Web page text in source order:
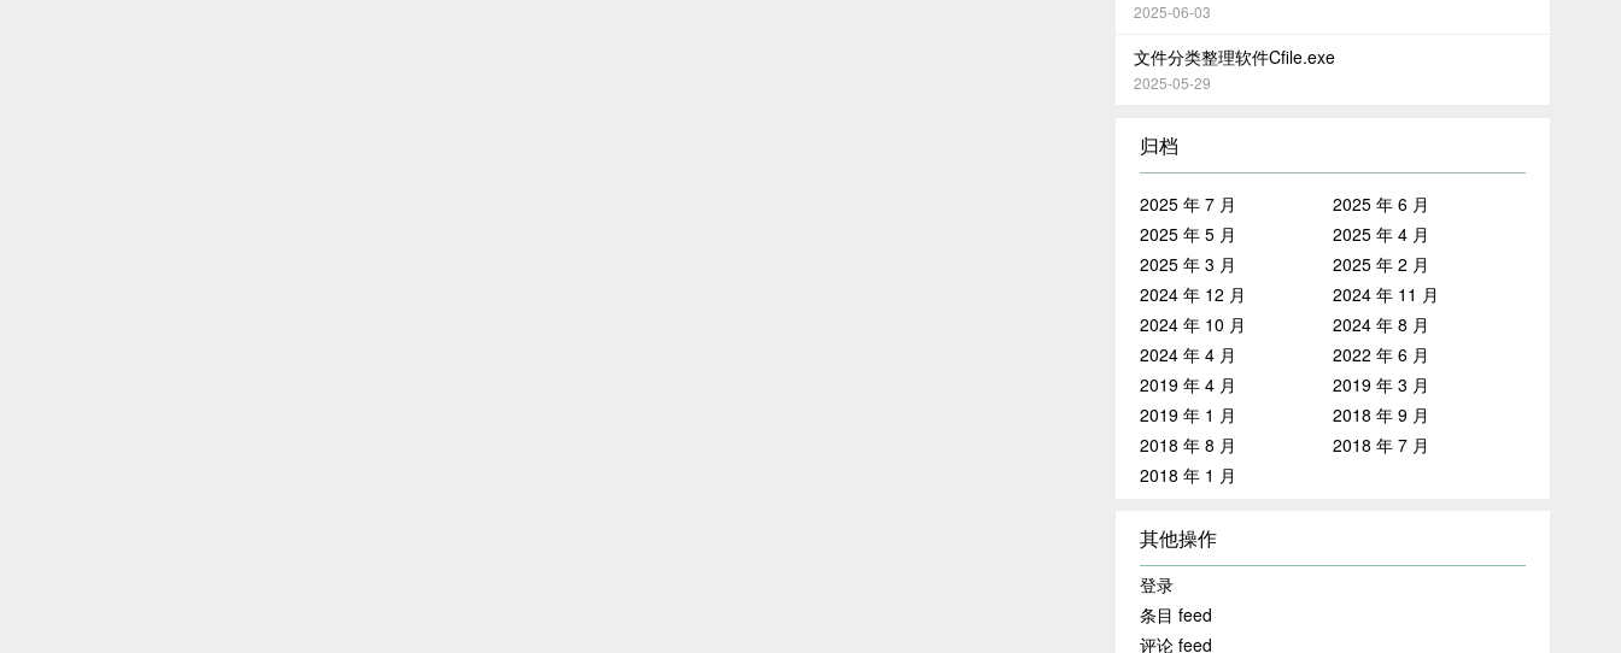
2025-06-03
文件分类整理软件Cfile.exe
2025-05-29
归档
2025 年 7 月
2025 年 6 月
2025 年 5 月
2025 年 4 月
2025 年 3 月
2025 年 2 月
2024 年 12 月
2024 年 11 月
2024 年 10 月
2024 年 8 月
2024 年 4 月
2022 年 6 月
2019 年 4 月
2019 年 3 月
2019 年 1 月
2018 年 9 月
2018 年 8 月
2018 年 7 月
2018 年 1 月
其他操作
登录
条目 feed
评论 feed